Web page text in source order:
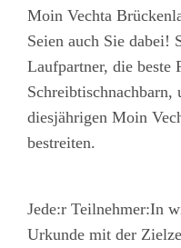
Moin Vechta
Seien auch Sie dabei!
Laufpartner, die beste
diesjährigen Moin
bestreiten.
Jede:r Teilnehmer:In
Urkunde mit der